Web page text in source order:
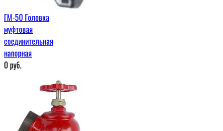
ГМ-50 Головка
муфтовая
соединительная
напорная
0руб.